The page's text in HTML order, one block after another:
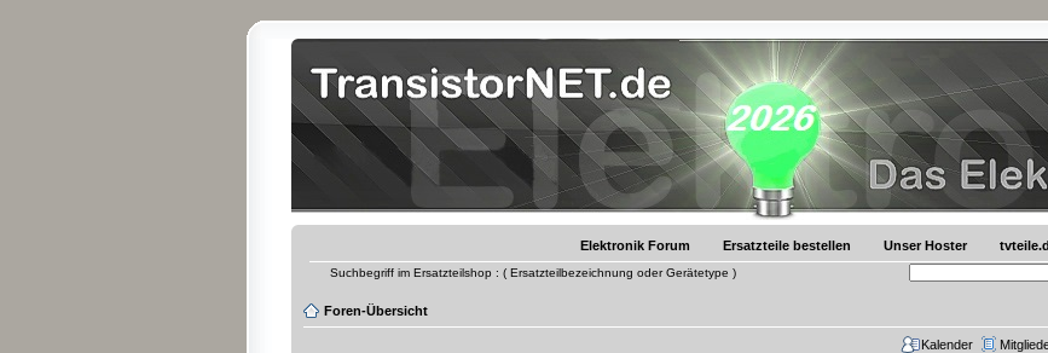
Elektronik Forum Ersatzteile bestellen Unser Hoster
Suchbegriff im Ersatzteilshop : ( Ersatzteilbezeichnung oder Gerätetype )
Foren-Übersicht
Kalender